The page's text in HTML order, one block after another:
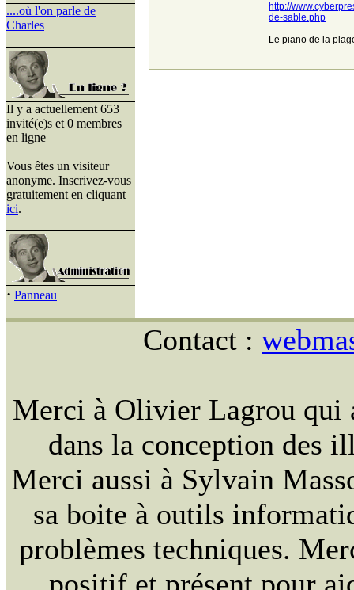
....où l'on parle de
Charles
Il y a actuellement 653
invité(e)s et 0 membres
en ligne
Vous êtes un visiteur
anonyme. Inscrivez-vous
gratuitement en cliquant
ici.
· Panneau
http://
de-sable.php
Le piano de la
Contact :
Merci à Olivier Lagrou qui
dans la conception des
Merci aussi à Sylvain
sa boite à outils
problèmes techniques.